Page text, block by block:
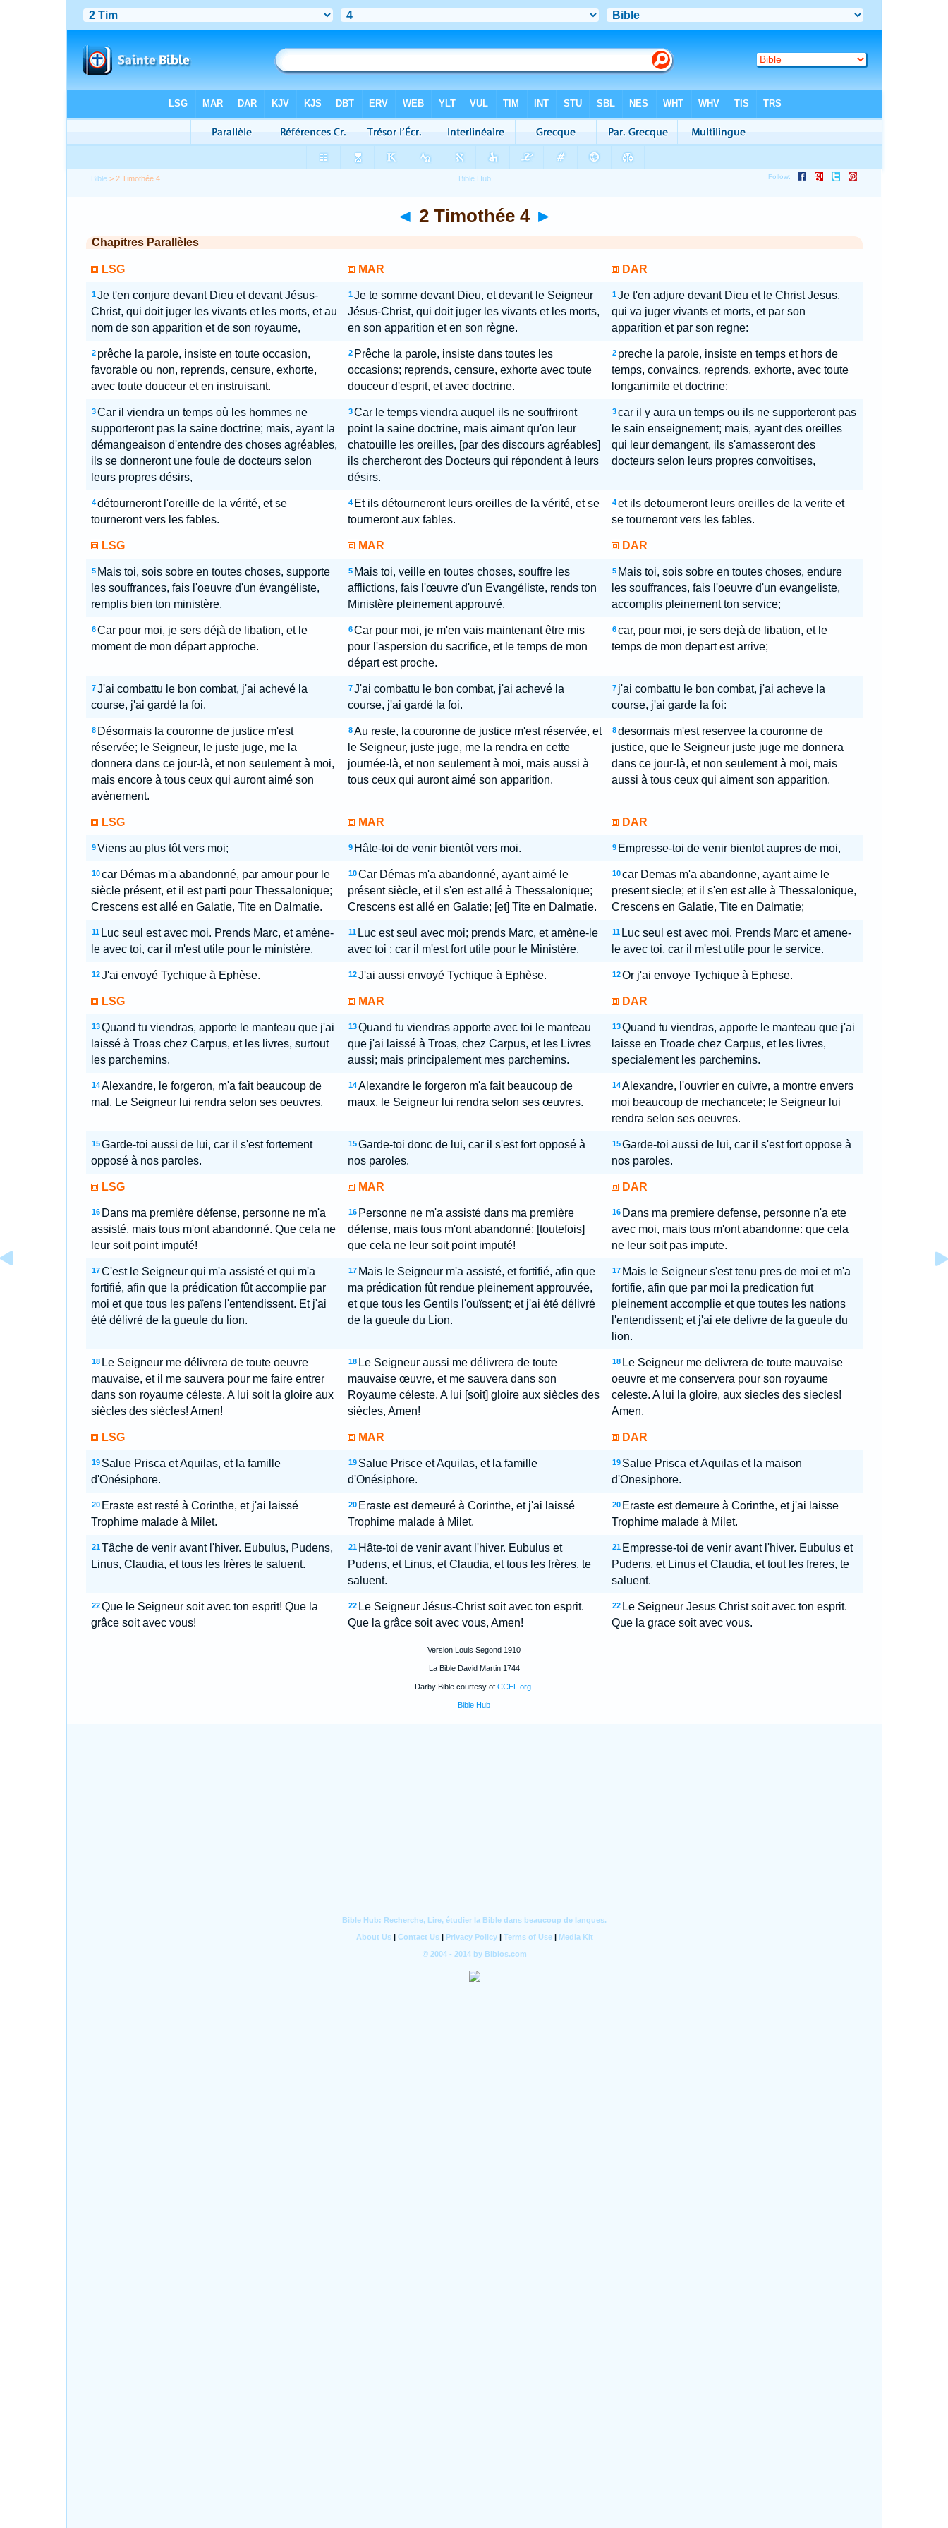
Bible > 2 Timothée 4
◄ 2 Timothée 4 ►
Chapitres Parallèles
LSG MAR DAR
1 Je t'en conjure devant Dieu et devant Jésus-
Christ, qui doit juger les vivants et les morts, et au
nom de son apparition et de son royaume,
1 Je te somme devant Dieu, et devant le Seigneur
Jésus-Christ, qui doit juger les vivants et les morts,
en son apparition et en son règne.
1 Je t'en adjure devant Dieu et le Christ Jesus,
qui va juger vivants et morts, et par son
apparition et par son regne:
2 prêche la parole, insiste en toute occasion,
favorable ou non, reprends, censure, exhorte,
avec toute douceur et en instruisant.
2 Prêche la parole, insiste dans toutes les
occasions; reprends, censure, exhorte avec toute
douceur d'esprit, et avec doctrine.
2 preche la parole, insiste en temps et hors de
temps, convaincs, reprends, exhorte, avec toute
longanimite et doctrine;
3 Car il viendra un temps où les hommes ne
supporteront pas la saine doctrine; mais, ayant la
démangeaison d'entendre des choses agréables,
ils se donneront une foule de docteurs selon
leurs propres désirs,
3 Car le temps viendra auquel ils ne souffriront
point la saine doctrine, mais aimant qu'on leur
chatouille les oreilles, [par des discours agréables]
ils chercheront des Docteurs qui répondent à leurs
désirs.
3 car il y aura un temps ou ils ne supporteront pas
le sain enseignement; mais, ayant des oreilles
qui leur demangent, ils s'amasseront des
docteurs selon leurs propres convoitises,
4 détourneront l'oreille de la vérité, et se
tourneront vers les fables.
4 Et ils détourneront leurs oreilles de la vérité, et se
tourneront aux fables.
4 et ils detourneront leurs oreilles de la verite et
se tourneront vers les fables.
LSG MAR DAR
5 Mais toi, sois sobre en toutes choses, supporte
les souffrances, fais l'oeuvre d'un évangéliste,
remplis bien ton ministère.
5 Mais toi, veille en toutes choses, souffre les
afflictions, fais l'œuvre d'un Evangéliste, rends ton
Ministère pleinement approuvé.
5 Mais toi, sois sobre en toutes choses, endure
les souffrances, fais l'oeuvre d'un evangeliste,
accomplis pleinement ton service;
6 Car pour moi, je sers déjà de libation, et le
moment de mon départ approche.
6 Car pour moi, je m'en vais maintenant être mis
pour l'aspersion du sacrifice, et le temps de mon
départ est proche.
6 car, pour moi, je sers dejà de libation, et le
temps de mon depart est arrive;
7 J'ai combattu le bon combat, j'ai achevé la
course, j'ai gardé la foi.
7 J'ai combattu le bon combat, j'ai achevé la
course, j'ai gardé la foi.
7 j'ai combattu le bon combat, j'ai acheve la
course, j'ai garde la foi:
8 Désormais la couronne de justice m'est
réservée; le Seigneur, le juste juge, me la
donnera dans ce jour-là, et non seulement à moi,
mais encore à tous ceux qui auront aimé son
avènement.
8 Au reste, la couronne de justice m'est réservée, et
le Seigneur, juste juge, me la rendra en cette
journée-là, et non seulement à moi, mais aussi à
tous ceux qui auront aimé son apparition.
8 desormais m'est reservee la couronne de
justice, que le Seigneur juste juge me donnera
dans ce jour-là, et non seulement à moi, mais
aussi à tous ceux qui aiment son apparition.
LSG MAR DAR
9 Viens au plus tôt vers moi; 9 Hâte-toi de venir bientôt vers moi. 9 Empresse-toi de venir bientot aupres de moi,
10 car Démas m'a abandonné, par amour pour le
siècle présent, et il est parti pour Thessalonique;
Crescens est allé en Galatie, Tite en Dalmatie.
10 Car Démas m'a abandonné, ayant aimé le
présent siècle, et il s'en est allé à Thessalonique;
Crescens est allé en Galatie; [et] Tite en Dalmatie.
10 car Demas m'a abandonne, ayant aime le
present siecle; et il s'en est alle à Thessalonique,
Crescens en Galatie, Tite en Dalmatie;
11 Luc seul est avec moi. Prends Marc, et amène-
le avec toi, car il m'est utile pour le ministère.
11 Luc est seul avec moi; prends Marc, et amène-le
avec toi : car il m'est fort utile pour le Ministère.
11 Luc seul est avec moi. Prends Marc et amene-
le avec toi, car il m'est utile pour le service.
12 J'ai envoyé Tychique à Ephèse. 12 J'ai aussi envoyé Tychique à Ephèse. 12 Or j'ai envoye Tychique à Ephese.
LSG MAR DAR
13 Quand tu viendras, apporte le manteau que j'ai
laissé à Troas chez Carpus, et les livres, surtout
les parchemins.
13 Quand tu viendras apporte avec toi le manteau
que j'ai laissé à Troas, chez Carpus, et les Livres
aussi; mais principalement mes parchemins.
13 Quand tu viendras, apporte le manteau que j'ai
laisse en Troade chez Carpus, et les livres,
specialement les parchemins.
14 Alexandre, le forgeron, m'a fait beaucoup de
mal. Le Seigneur lui rendra selon ses oeuvres.
14 Alexandre le forgeron m'a fait beaucoup de
maux, le Seigneur lui rendra selon ses œuvres.
14 Alexandre, l'ouvrier en cuivre, a montre envers
moi beaucoup de mechancete; le Seigneur lui
rendra selon ses oeuvres.
15 Garde-toi aussi de lui, car il s'est fortement
opposé à nos paroles.
15 Garde-toi donc de lui, car il s'est fort opposé à
nos paroles.
15 Garde-toi aussi de lui, car il s'est fort oppose à
nos paroles.
LSG MAR DAR
16 Dans ma première défense, personne ne m'a
assisté, mais tous m'ont abandonné. Que cela ne
leur soit point imputé!
16 Personne ne m'a assisté dans ma première
défense, mais tous m'ont abandonné; [toutefois]
que cela ne leur soit point imputé!
16 Dans ma premiere defense, personne n'a ete
avec moi, mais tous m'ont abandonne: que cela
ne leur soit pas impute.
17 C'est le Seigneur qui m'a assisté et qui m'a
fortifié, afin que la prédication fût accomplie par
moi et que tous les païens l'entendissent. Et j'ai
été délivré de la gueule du lion.
17 Mais le Seigneur m'a assisté, et fortifié, afin que
ma prédication fût rendue pleinement approuvée,
et que tous les Gentils l'ouïssent; et j'ai été délivré
de la gueule du Lion.
17 Mais le Seigneur s'est tenu pres de moi et m'a
fortifie, afin que par moi la predication fut
pleinement accomplie et que toutes les nations
l'entendissent; et j'ai ete delivre de la gueule du
lion.
18 Le Seigneur me délivrera de toute oeuvre
mauvaise, et il me sauvera pour me faire entrer
dans son royaume céleste. A lui soit la gloire aux
siècles des siècles! Amen!
18 Le Seigneur aussi me délivrera de toute
mauvaise œuvre, et me sauvera dans son
Royaume céleste. A lui [soit] gloire aux siècles des
siècles, Amen!
18 Le Seigneur me delivrera de toute mauvaise
oeuvre et me conservera pour son royaume
celeste. A lui la gloire, aux siecles des siecles!
Amen.
LSG MAR DAR
19 Salue Prisca et Aquilas, et la famille
d'Onésiphore.
19 Salue Prisce et Aquilas, et la famille
d'Onésiphore.
19 Salue Prisca et Aquilas et la maison
d'Onesiphore.
20 Eraste est resté à Corinthe, et j'ai laissé
Trophime malade à Milet.
20 Eraste est demeuré à Corinthe, et j'ai laissé
Trophime malade à Milet.
20 Eraste est demeure à Corinthe, et j'ai laisse
Trophime malade à Milet.
21 Tâche de venir avant l'hiver. Eubulus, Pudens,
Linus, Claudia, et tous les frères te saluent.
21 Hâte-toi de venir avant l'hiver. Eubulus et
Pudens, et Linus, et Claudia, et tous les frères, te
saluent.
21 Empresse-toi de venir avant l'hiver. Eubulus et
Pudens, et Linus et Claudia, et tout les freres, te
saluent.
22 Que le Seigneur soit avec ton esprit! Que la
grâce soit avec vous!
22 Le Seigneur Jésus-Christ soit avec ton esprit.
Que la grâce soit avec vous, Amen!
22 Le Seigneur Jesus Christ soit avec ton esprit.
Que la grace soit avec vous.
Version Louis Segond 1910
La Bible David Martin 1744
Darby Bible courtesy of CCEL.org
Bible Hub